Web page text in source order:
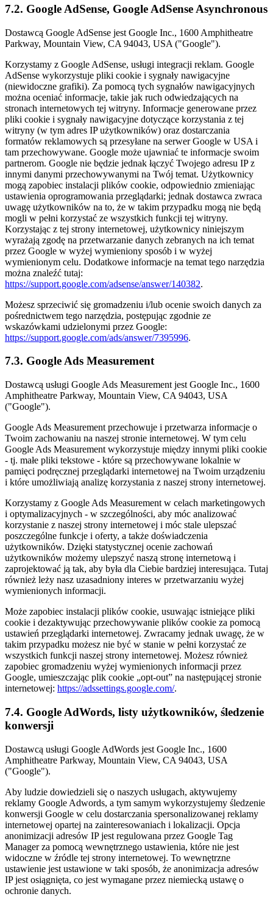
7.2. Google AdSense, Google AdSense Asynchronous
Dostawcą Google AdSense jest Google Inc., 1600 Amphitheatre
Parkway, Mountain View, CA 94043, USA ("Google").
Korzystamy z Google AdSense, usługi integracji reklam. Google
AdSense wykorzystuje pliki cookie i sygnały nawigacyjne
(niewidoczne grafiki). Za pomocą tych sygnałów nawigacyjnych
można oceniać informacje, takie jak ruch odwiedzających na
stronach internetowych tej witryny. Informacje generowane przez
pliki cookie i sygnały nawigacyjne dotyczące korzystania z tej
witryny (w tym adres IP użytkowników) oraz dostarczania
formatów reklamowych są przesyłane na serwer Google w USA i
tam przechowywane. Google może ujawniać te informacje swoim
partnerom. Google nie będzie jednak łączyć Twojego adresu IP z
innymi danymi przechowywanymi na Twój temat. Użytkownicy
mogą zapobiec instalacji plików cookie, odpowiednio zmieniając
ustawienia oprogramowania przeglądarki; jednak dostawca zwraca
uwagę użytkowników na to, że w takim przypadku mogą nie będą
mogli w pełni korzystać ze wszystkich funkcji tej witryny.
Korzystając z tej strony internetowej, użytkownicy niniejszym
wyrażają zgodę na przetwarzanie danych zebranych na ich temat
przez Google w wyżej wymieniony sposób i w wyżej
wymienionym celu. Dodatkowe informacje na temat tego narzędzia
można znaleźć tutaj:
https://support.google.com/adsense/answer/140382.
Możesz sprzeciwić się gromadzeniu i/lub ocenie swoich danych za
pośrednictwem tego narzędzia, postępując zgodnie ze
wskazówkami udzielonymi przez Google:
https://support.google.com/ads/answer/7395996.
7.3. Google Ads Measurement
Dostawcą usługi Google Ads Measurement jest Google Inc., 1600
Amphitheatre Parkway, Mountain View, CA 94043, USA
("Google").
Google Ads Measurement przechowuje i przetwarza informacje o
Twoim zachowaniu na naszej stronie internetowej. W tym celu
Google Ads Measurement wykorzystuje między innymi pliki cookie
- tj. małe pliki tekstowe - które są przechowywane lokalnie w
pamięci podręcznej przeglądarki internetowej na Twoim urządzeniu
i które umożliwiają analizę korzystania z naszej strony internetowej.
Korzystamy z Google Ads Measurement w celach marketingowych
i optymalizacyjnych - w szczególności, aby móc analizować
korzystanie z naszej strony internetowej i móc stale ulepszać
poszczególne funkcje i oferty, a także doświadczenia
użytkowników. Dzięki statystycznej ocenie zachowań
użytkowników możemy ulepszyć naszą stronę internetową i
zaprojektować ją tak, aby była dla Ciebie bardziej interesująca. Tutaj
również leży nasz uzasadniony interes w przetwarzaniu wyżej
wymienionych informacji.
Może zapobiec instalacji plików cookie, usuwając istniejące pliki
cookie i dezaktywując przechowywanie plików cookie za pomocą
ustawień przeglądarki internetowej. Zwracamy jednak uwagę, że w
takim przypadku możesz nie być w stanie w pełni korzystać ze
wszystkich funkcji naszej strony internetowej. Możesz również
zapobiec gromadzeniu wyżej wymienionych informacji przez
Google, umieszczając plik cookie „opt-out” na następującej stronie
internetowej: https://adssettings.google.com/.
7.4. Google AdWords, listy użytkowników, śledzenie
konwersji
Dostawcą usługi Google AdWords jest Google Inc., 1600
Amphitheatre Parkway, Mountain View, CA 94043, USA
("Google").
Aby ludzie dowiedzieli się o naszych usługach, aktywujemy
reklamy Google Adwords, a tym samym wykorzystujemy śledzenie
konwersji Google w celu dostarczania spersonalizowanej reklamy
internetowej opartej na zainteresowaniach i lokalizacji. Opcja
anonimizacji adresów IP jest regulowana przez Google Tag
Manager za pomocą wewnętrznego ustawienia, które nie jest
widoczne w źródle tej strony internetowej. To wewnętrzne
ustawienie jest ustawione w taki sposób, że anonimizacja adresów
IP jest osiągnięta, co jest wymagane przez niemiecką ustawę o
ochronie danych.